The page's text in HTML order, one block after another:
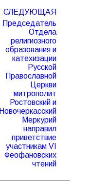
СЛЕДУЮЩАЯ
Следующая
запись:
Председатель
Отдела
религиозного
образования и
катехизации
Русской
Православной
Церкви
митрополит
Ростовский и
Новочеркасский
Меркурий
направил
приветствие
участникам VI
Феофановских
чтений